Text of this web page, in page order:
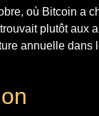
où Bitcoin a
plutôt aux
annuelle dans